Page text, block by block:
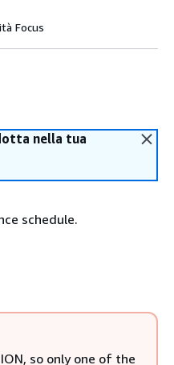
Focus
nella tua
schedule.
so only one of the